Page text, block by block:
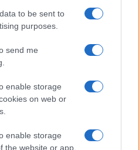
to be sent to
purposes.
send me
enable storage
on web or
enable storage
the website or app.
ultime news
News
h